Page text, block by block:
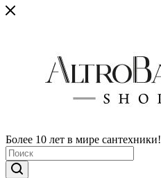
Более 10 лет в мире сантехники!